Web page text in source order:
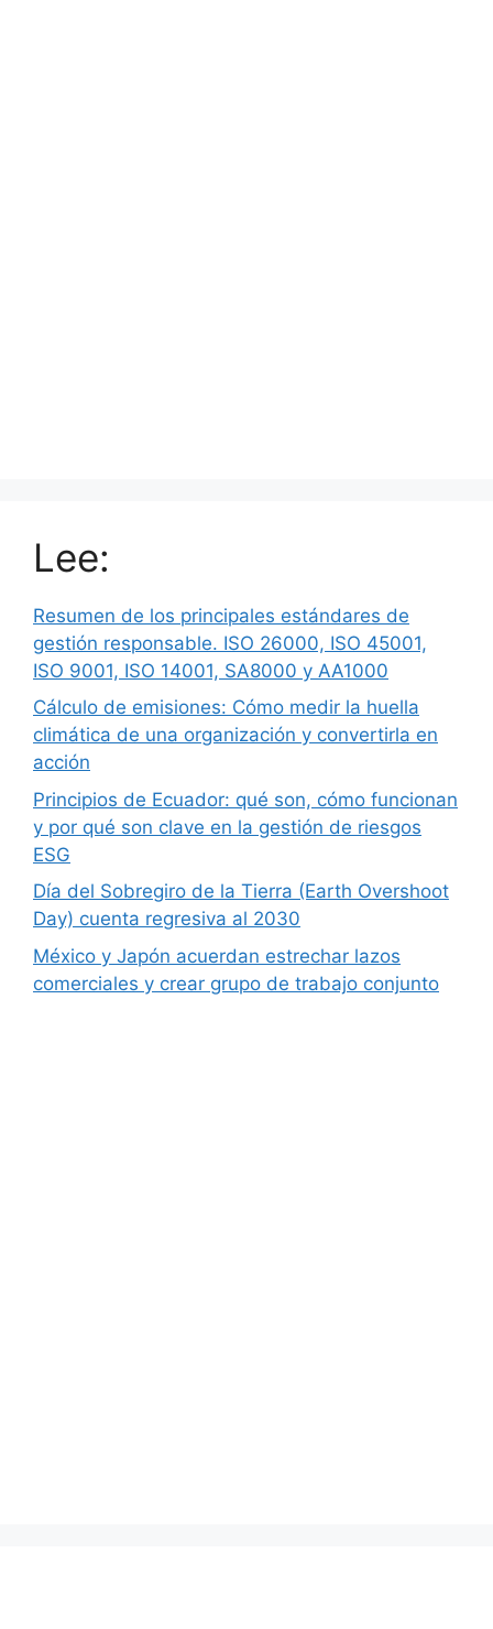
Lee:
Resumen de los principales estándares de
gestión responsable. ISO 26000, ISO 45001,
ISO 9001, ISO 14001, SA8000 y AA1000
Cálculo de emisiones: Cómo medir la huella
climática de una organización y convertirla en
acción
Principios de Ecuador: qué son, cómo funcionan
y por qué son clave en la gestión de riesgos
ESG
Día del Sobregiro de la Tierra (Earth Overshoot
Day) cuenta regresiva al 2030
México y Japón acuerdan estrechar lazos
comerciales y crear grupo de trabajo conjunto